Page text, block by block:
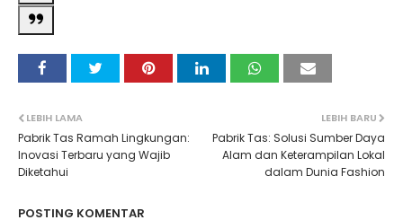
LEBIH BARU
Pabrik Tas: Solusi Sumber Daya
Alam dan Keterampilan Lokal
dalam Dunia Fashion
LEBIH LAMA
Pabrik Tas Ramah Lingkungan:
Inovasi Terbaru yang Wajib
Diketahui
POSTING KOMENTAR